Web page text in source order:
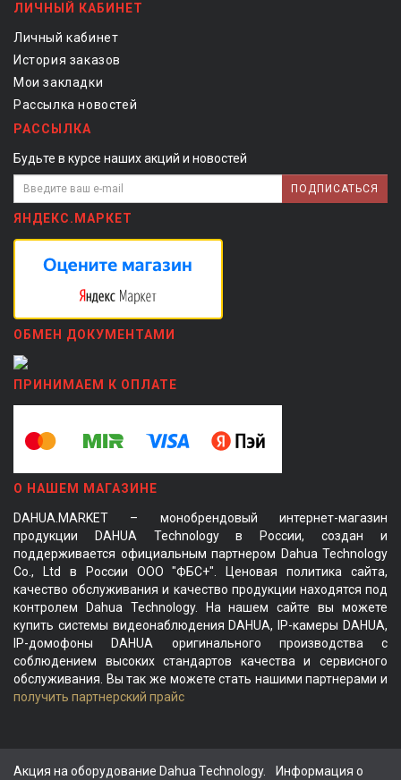
ЛИЧНЫЙ КАБИНЕТ
Личный кабинет
История заказов
Мои закладки
Рассылка новостей
РАССЫЛКА
Будьте в курсе наших акций и новостей
ПОДПИСАТЬСЯ
ЯНДЕКС.МАРКЕТ
ОБМЕН ДОКУМЕНТАМИ
ПРИНИМАЕМ К ОПЛАТЕ
О НАШЕМ МАГАЗИНЕ
DAHUA.MARKET – монобрендовый интернет-магазин
продукции DAHUA Technology в России, создан и
поддерживается официальным партнером Dahua Technology
Co., Ltd в России ООО "ФБС+". Ценовая политика сайта,
качество обслуживания и качество продукции находятся под
контролем Dahua Technology. На нашем сайте вы можете
купить системы видеонаблюдения DAHUA, IP-камеры DAHUA,
IP-домофоны DAHUA оригинального производства с
соблюдением высоких стандартов качества и сервисного
обслуживания. Вы так же можете стать нашими партнерами и
получить партнерский прайс
Акция на оборудование Dahua Technology. Информация о